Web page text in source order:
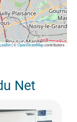
Leaflet|©OpenStreetMapcontributors
Net